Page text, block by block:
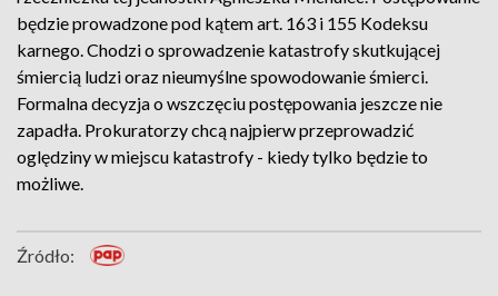
będzie prowadzone pod kątem art. 163 i 155 Kodeksu
karnego. Chodzi o sprowadzenie katastrofy skutkującej
śmiercią ludzi oraz nieumyślne spowodowanie śmierci.
Formalna decyzja o wszczęciu postępowania jeszcze nie
zapadła. Prokuratorzy chcą najpierw przeprowadzić
oględziny w miejscu katastrofy - kiedy tylko będzie to
możliwe.
Źródło: